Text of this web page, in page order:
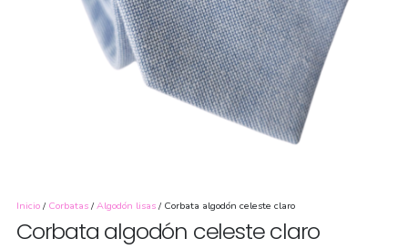
Inicio / Corbatas / Algodón lisas / Corbata algodón celeste claro
Corbata algodón celeste claro